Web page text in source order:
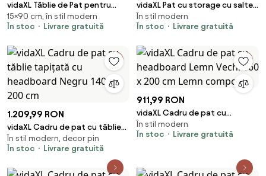
vidaXL Tăblie de Pat pentru
Perete 12 pcs Crem 90 x 15 cm
Catifea
15×90 cm, în stil modern
În stoc
Livrare gratuită
vidaXL Pat cu storage cu saltea
cu headboard Negru 90 x 200
cm Catifea
În stil modern
În stoc
Livrare gratuită
1.209,99 RON
vidaXL Cadru de pat cu tăblie
tapițată cu headboard Negru
140 x 200 cm
În stil modern, decor pin
În stoc
Livrare gratuită
911,99 RON
vidaXL Cadru de pat cu
headboard Lemn Vechi 160 x
200 cm Lemn compozit
În stil modern
În stoc
Livrare gratuită